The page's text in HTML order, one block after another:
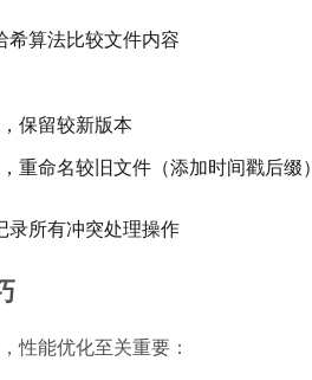
希算法比较文件内容
保留较新版本
重命名较旧文件（添加时间戳后缀
录所有冲突处理操作
性能优化至关重要：